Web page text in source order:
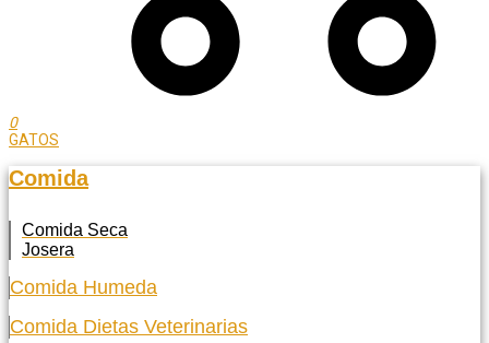
0
GATOS
Comida
Comida Seca
Josera
Comida Humeda
Comida Dietas Veterinarias